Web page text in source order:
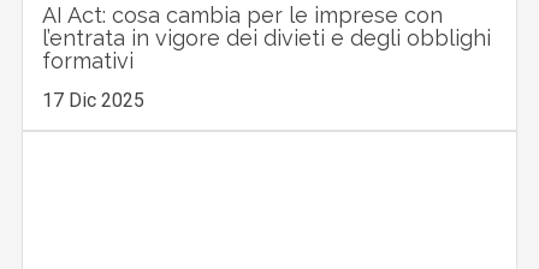
AI Act: cosa cambia per le imprese con
l’entrata in vigore dei divieti e degli obblighi
formativi
17 Dic 2025